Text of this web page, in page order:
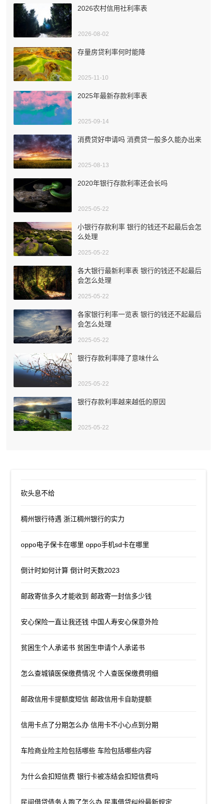
2026农村信用社利率表
2026-08-02
存量房贷利率何时能降
2025-11-10
2025年最新存款利率表
2025-09-14
消费贷好申请吗 消费贷一般多久能办出来
2025-08-13
2020年银行存款利率还会长吗
2025-05-22
小银行存款利率 银行的钱还不起最后会怎
么处理
2025-05-22
各大银行最新利率表 银行的钱还不起最后
会怎么处理
2025-05-22
各家银行利率一览表 银行的钱还不起最后
会怎么处理
2025-05-22
银行存款利率降了意味什么
2025-05-22
银行存款利率越来越低的原因
2025-05-22
砍头息不给
稠州银行待遇 浙江稠州银行的实力
oppo电子保卡在哪里 oppo手机sd卡在哪里
倒计时如何计算 倒计时天数2023
邮政寄信多久才能收到 邮政寄一封信多少钱
安心保险一直让我还钱 中国人寿安心保意外险
贫困生个人承诺书 贫困生申请个人承诺书
怎么查城镇医保缴费情况 个人查医保缴费明细
邮政信用卡提额度短信 邮政信用卡自助提额
信用卡点了分期怎么办 信用卡不小心点到分期
车险商业险主险包括哪些 车险包括哪些内容
为什么会扣短信费 银行卡被冻结会扣短信费吗
民间借贷债务人跑了怎么办 民事借贷纠纷最新规定